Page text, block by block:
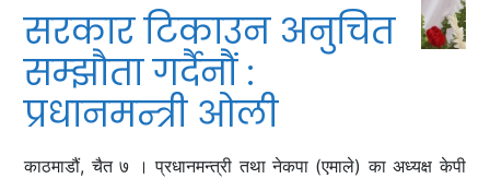
सरकार टिकाउन अनुचित
सम्झौता गर्दैनौं :
प्रधानमन्त्री ओली
काठमाडौं, चैत ७ । प्रधानमन्त्री तथा नेकपा (एमाले) का अध्यक्ष केपी